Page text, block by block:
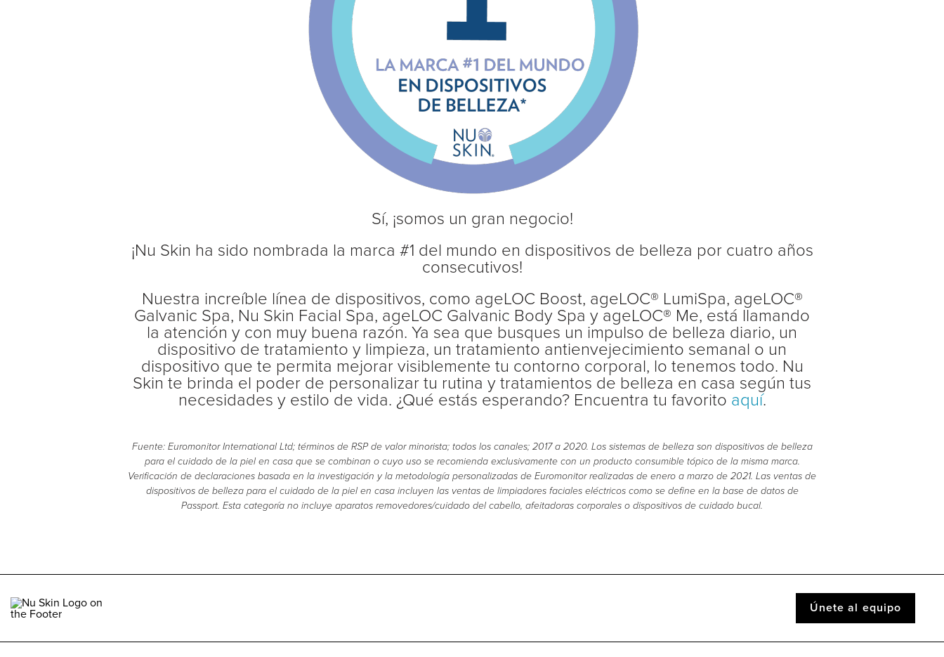
Sí, ¡somos un gran negocio!
¡Nu Skin ha sido nombrada la marca #1 del mundo en dispositivos de belleza por cuatro años
consecutivos!
Nuestra increíble línea de dispositivos, como ageLOC Boost, ageLOC®️ LumiSpa, ageLOC®️
Galvanic Spa, Nu Skin Facial Spa, ageLOC Galvanic Body Spa y ageLOC®️ Me, está llamando
la atención y con muy buena razón. Ya sea que busques un impulso de belleza diario, un
dispositivo de tratamiento y limpieza, un tratamiento antienvejecimiento semanal o un
dispositivo que te permita mejorar visiblemente tu contorno corporal, lo tenemos todo. Nu
Skin te brinda el poder de personalizar tu rutina y tratamientos de belleza en casa según tus
necesidades y estilo de vida. ¿Qué estás esperando? Encuentra tu favorito aquí.
Fuente: Euromonitor International Ltd; términos de RSP de valor minorista; todos los canales; 2017 a 2020. Los sistemas de belleza son dispositivos de belleza
para el cuidado de la piel en casa que se combinan o cuyo uso se recomienda exclusivamente con un producto consumible tópico de la misma marca.
Verificación de declaraciones basada en la investigación y la metodología personalizadas de Euromonitor realizadas de enero a marzo de 2021. Las ventas de
dispositivos de belleza para el cuidado de la piel en casa incluyen las ventas de limpiadores faciales eléctricos como se define en la base de datos de
Passport. Esta categoría no incluye aparatos removedores/cuidado del cabello, afeitadoras corporales o dispositivos de cuidado bucal.
Únete al equipo